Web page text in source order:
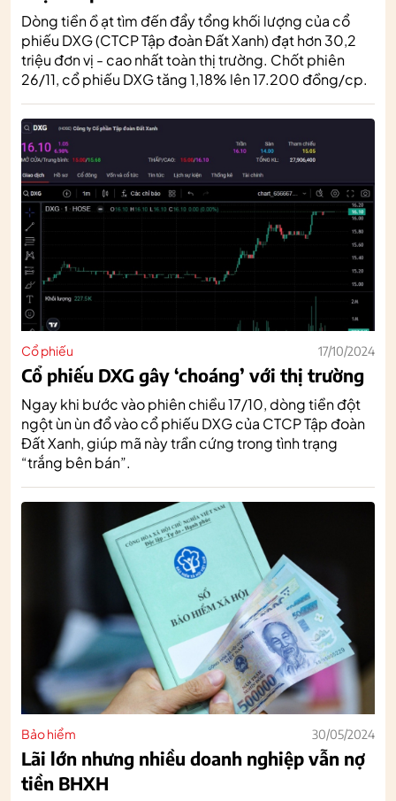
Dòng tiền ồ ạt tìm đến đẩy tổng khối lượng của cổ
phiếu DXG (CTCP Tập đoàn Đất Xanh) đạt hơn 30,2
triệu đơn vị - cao nhất toàn thị trường. Chốt phiên
26/11, cổ phiếu DXG tăng 1,18% lên 17.200 đồng/cp.
Cổ phiếu 17/10/2024
Cổ phiếu DXG gây ‘choáng’ với thị trường
Ngay khi bước vào phiên chiều 17/10, dòng tiền đột
ngột ùn ùn đổ vào cổ phiếu DXG của CTCP Tập đoàn
Đất Xanh, giúp mã này trần cứng trong tình trạng
“trắng bên bán”.
Bảo hiểm 30/05/2024
Lãi lớn nhưng nhiều doanh nghiệp vẫn nợ
tiền BHXH